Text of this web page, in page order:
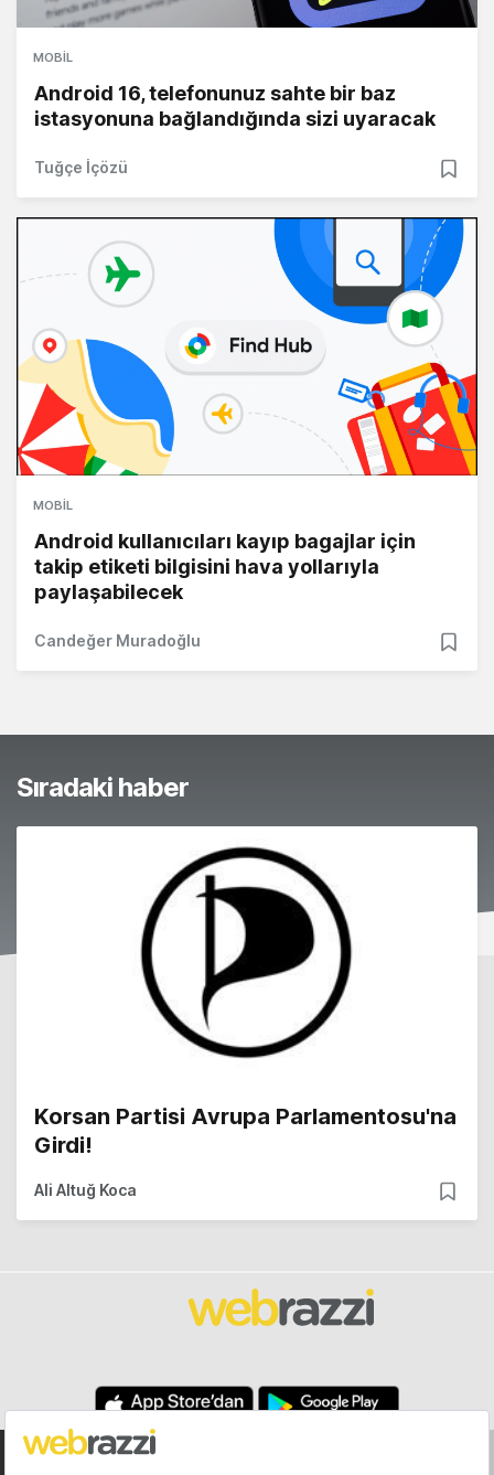
MOBIL
Android 16, telefonunuz sahte bir baz
istasyonuna bağlandığında sizi uyaracak
Tuğçe İçözü
MOBIL
Android kullanıcıları kayıp bagajlar için
takip etiketi bilgisini hava yollarıyla
paylaşabilecek
Candeğer Muradoğlu
Sıradaki haber
Korsan Partisi Avrupa Parlamentosu'na
Girdi!
Ali Altuğ Koca